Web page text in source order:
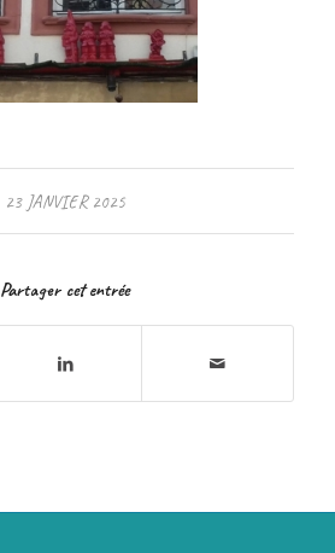
23 JANVIER 2025
Partager cet entrée